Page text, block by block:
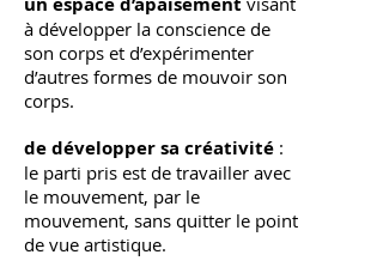
à développer la conscience de
son corps et d’expérimenter
d’autres formes de mouvoir son
corps.
de développer sa créativité :
le parti pris est de travailler avec
le mouvement, par le
mouvement, sans quitter le point
de vue artistique.